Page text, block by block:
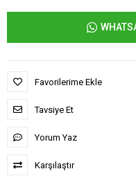
Favorilerime Ekle
Tavsiye Et
Yorum Yaz
Karşılaştır